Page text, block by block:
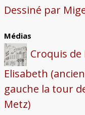
Dessiné par
Médias
Croquis de
Elisabeth
gauche la tour
Metz)